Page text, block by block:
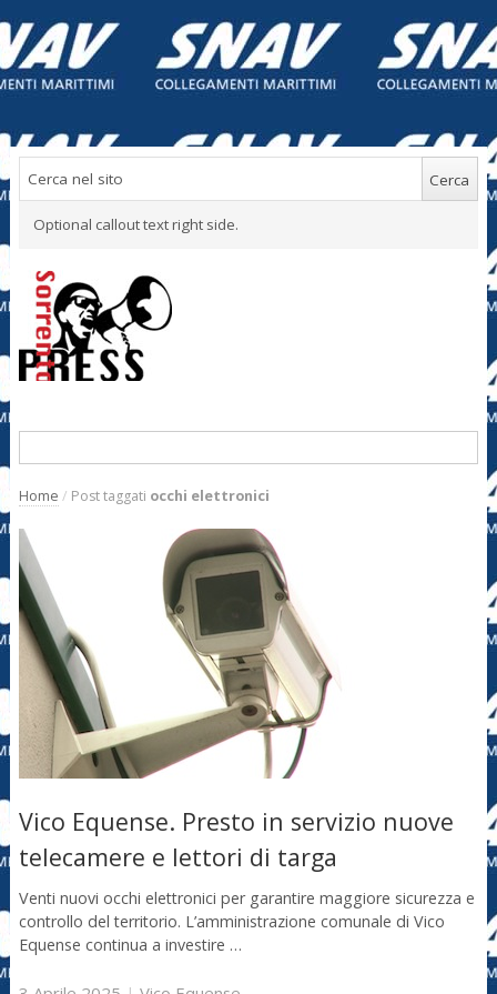
Optional callout text right side.
Home / Post taggati occhi elettronici
Vico Equense. Presto in servizio nuove
telecamere e lettori di targa
Venti nuovi occhi elettronici per garantire maggiore sicurezza e
controllo del territorio. L’amministrazione comunale di Vico
Equense continua a investire …